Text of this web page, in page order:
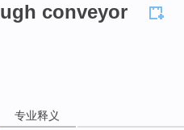
conveyor
专业释义